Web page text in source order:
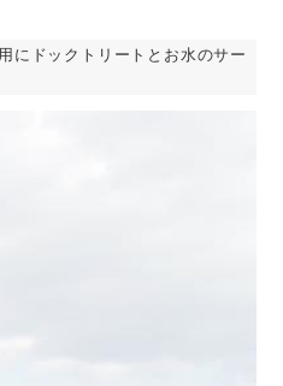
にドックトリートとお水のサー